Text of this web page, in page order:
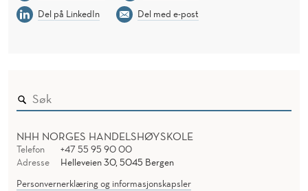
Del på LinkedIn
Del med e-post
NHH NORGES HANDELSHØYSKOLE
Telefon
+47 55 95 90 00
Adresse
Helleveien 30, 5045 Bergen
Personvernerklæring og informasjonskapsler